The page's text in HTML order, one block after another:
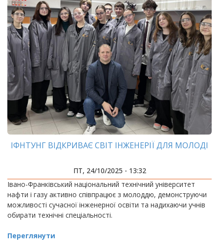
ІФНТУНГ ВІДКРИВАЄ СВІТ ІНЖЕНЕРІЇ ДЛЯ МОЛОДІ
ПТ, 24/10/2025 - 13:32
Івано-Франківський національний технічний університет
нафти і газу активно співпрацює з молоддю, демонструючи
можливості сучасної інженерної освіти та надихаючи учнів
обирати технічні спеціальності.
Переглянути